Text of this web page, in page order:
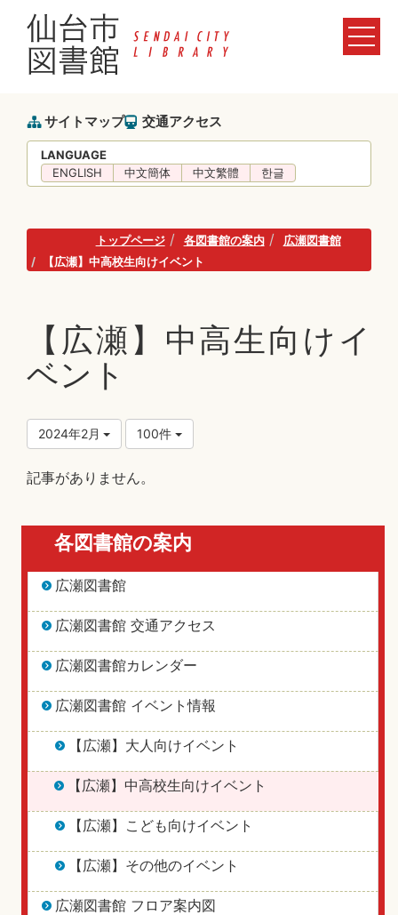
サイトマップ 交通アクセス
LANGUAGE
ENGLISH
中文簡体 中文繁體 한글
トップページ 各図書館の案内
広瀬図書館
【広瀬】中高校生向けイベント
【広瀬】中高生向けイ
ベント
2024年2月 100件
記事がありません。
各図書館の案内
広瀬図書館
広瀬図書館 交通アクセス
広瀬図書館カレンダー
広瀬図書館 イベント情報
【広瀬】大人向けイベント
【広瀬】中高校生向けイベント
【広瀬】こども向けイベント
【広瀬】その他のイベント
広瀬図書館 フロア案内図